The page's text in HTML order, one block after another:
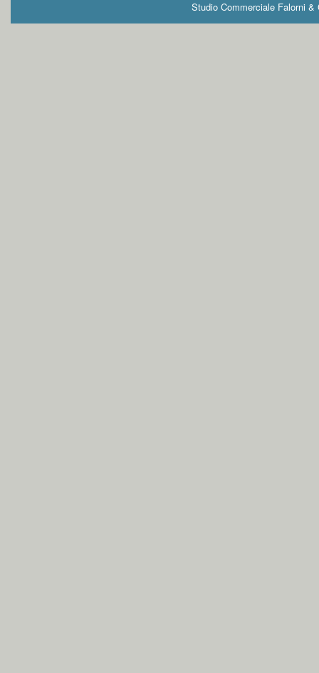
Studio Commerciale Falorni